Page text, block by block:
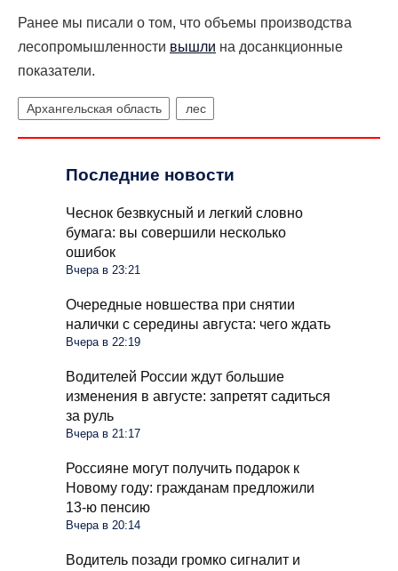
Ранее мы писали о том, что объемы производства
лесопромышленности вышли на досанкционные
показатели.
Архангельская область лес
Последние новости
Чеснок безвкусный и легкий словно
бумага: вы совершили несколько
ошибок
Вчера в 23:21
Очередные новшества при снятии
налички с середины августа: чего ждать
Вчера в 22:19
Водителей России ждут большие
изменения в августе: запретят садиться
за руль
Вчера в 21:17
Россияне могут получить подарок к
Новому году: гражданам предложили
13-ю пенсию
Вчера в 20:14
Водитель позади громко сигналит и